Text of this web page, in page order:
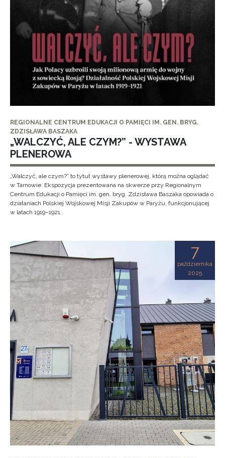
REGIONALNE CENTRUM EDUKACJI O PAMIĘCI IM. GEN. BRYG.
ZDZISŁAWA BASZAKA
„WALCZYĆ, ALE CZYM?” - WYSTAWA
PLENEROWA
„Walczyć, ale czym?” to tytuł wystawy plenerowej, którą można oglądać
w Tarnowie. Ekspozycja prezentowana na skwerze przy Regionalnym
Centrum Edukacji o Pamięci im. gen. bryg. Zdzisława Baszaka opowiada o
działaniach Polskiej Wojskowej Misji Zakupów w Paryżu, funkcjonującej
w latach 1919–1921.
7
października
2025